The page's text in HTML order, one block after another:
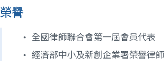
榮譽
全國律師聯合會第一屆會員代表
經濟部中小及新創企業署榮譽律師